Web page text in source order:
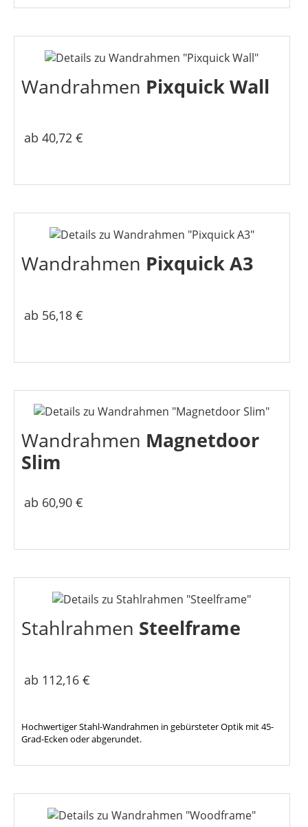
Wandrahmen Pixquick Wall
ab 40,72 €
Wandrahmen Pixquick A3
ab 56,18 €
Wandrahmen Magnetdoor
Slim
ab 60,90 €
Stahlrahmen Steelframe
ab 112,16 €
Hochwertiger Stahl-Wandrahmen in gebürsteter Optik mit 45-
Grad-Ecken oder abgerundet.